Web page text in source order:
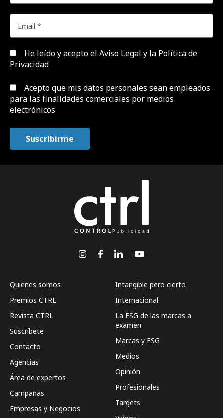
He leído y acepto el Aviso Legal y la Política de
Privacidad
Acepto que mis datos personales sean empleados
para las finalidades comerciales por medios
electrónicos
Quienes somos
Premios CTRL
Revista CTRL
Suscríbete
Contacto
Agencias
Área de expertos
Campañas
Empresas y Negocios
Intangible pero cierto
Internacional
La ESG de las marcas a
examen
Marcas y ESG
Medios
Opinión
Profesionales
Targets